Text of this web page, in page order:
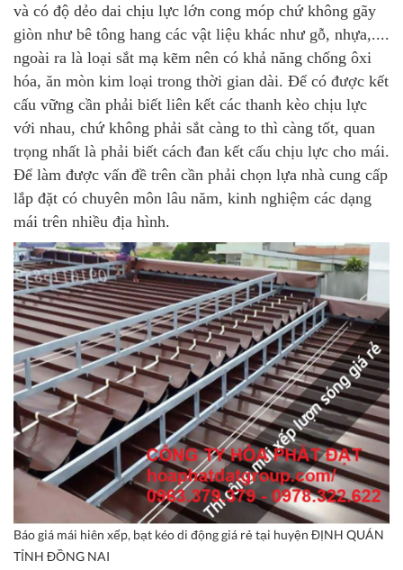
và có độ dẻo dai chịu lực lớn cong móp chứ không gãy
giòn như bê tông hang các vật liệu khác như gỗ, nhựa,....
ngoài ra là loại sắt mạ kẽm nên có khả năng chống ôxi
hóa, ăn mòn kim loại trong thời gian dài. Để có được kết
cấu vững cần phải biết liên kết các thanh kèo chịu lực
với nhau, chứ không phải sắt càng to thì càng tốt, quan
trọng nhất là phải biết cách đan kết cấu chịu lực cho mái.
Để làm được vấn đề trên cần phải chọn lựa nhà cung cấp
lắp đặt có chuyên môn lâu năm, kinh nghiệm các dạng
mái trên nhiều địa hình.
Báo giá mái hiên xếp, bạt kéo di động giá rẻ tại huyện ĐỊNH QUÁN
TỈNH ĐỒNG NAI